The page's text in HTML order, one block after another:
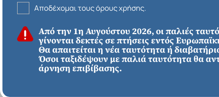
Αποδέχομαι τους όρους χρήσης.
Από την 1η Αυγούστου 2026, οι παλιές
γίνονται δεκτές σε πτήσεις εντός
Θα απαιτείται η νέα ταυτότητα ή
Όσοι ταξιδέψουν με παλιά ταυτότητα θα
άρνηση επιβίβασης.
Απευθείας απο
Ηράκλειο
Εκτός Ευρώπης
ΕΥΡΩΠΗ
Γύρος Ισπανίας - 15
Αυγούστου